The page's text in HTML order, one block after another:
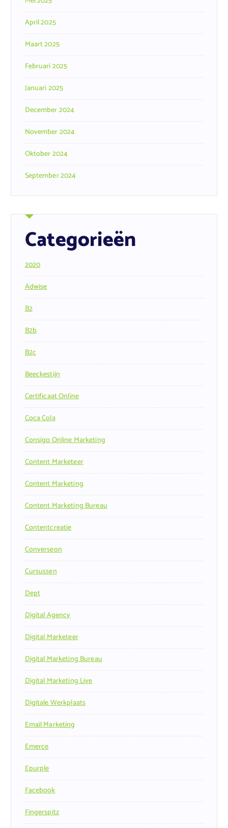
April 2025
Maart 2025
Februari 2025
Januari 2025
December 2024
November 2024
Oktober 2024
September 2024
Categorieën
2020
Adwise
B2
B2b
B2c
Beeckestijn
Certificaat Online
Coca Cola
Consigo Online Marketing
Content Marketeer
Content Marketing
Content Marketing Bureau
Contentcreatie
Converseon
Cursussen
Dept
Digital Agency
Digital Marketeer
Digital Marketing Bureau
Digital Marketing Live
Digitale Werkplaats
Email Marketing
Emerce
Epurple
Facebook
Fingerspitz